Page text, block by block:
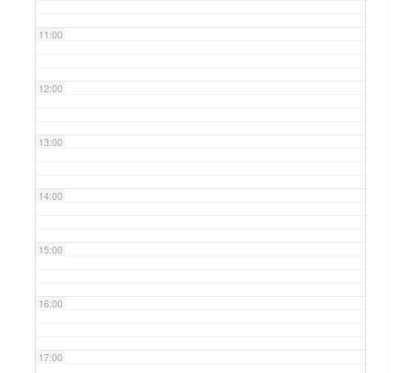
11:00
12:00
13:00
14:00
15:00
16:00
17:00